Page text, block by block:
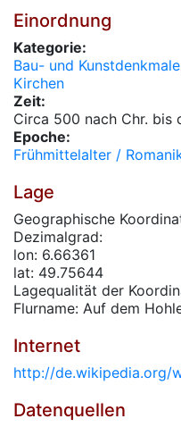
Einordnung
Kategorie:
Bau- und Kunstdenkmale
Kirchen
Zeit:
Circa 500 nach Chr. bis
Epoche:
Frühmittelalter /
Lage
Geographische
Dezimalgrad:
lon: 6.66361
lat: 49.75644
Lagequalität der
Flurname: Auf dem
Internet
http://de.wikipedia.org/
Datenquellen